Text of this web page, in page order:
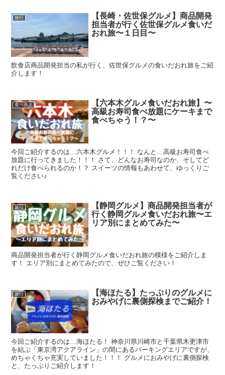
旅行
【長崎・佐世保グルメ】商品開発
担当者が行く佐世保グルメ食いだ
おれ旅〜１日目〜
飲食店商品開発担当の私が行く、佐世保グルメの食いだおれ旅をご紹
介します！
食べ歩き
【六本木グルメ食いだおれ旅】〜
高級お寿司食べ放題にケーキまで
食べちゃう！？〜
今回ご紹介するのは…六本木グルメ！！！ なんと…高級お寿司食べ
放題に行ってきました！！！ さて、どんなお寿司なのか、そしてど
れだけ食べられるのか！？ スイーツの情報もあわせて、ゆっくりご
覧ください♪
旅行
【静岡グルメ】商品開発担当者が
行く静岡グルメ食いだおれ旅〜エ
リア別にまとめてみた〜
商品開発担当者が行く静岡グルメ食いだおれ旅の模様をご紹介しま
す！ エリア別にまとめてみたので、ぜひご覧ください！
旅行
【海ほたる】たっぷりのグルメに
おみやげに裏側探検までご紹介！
今回ご紹介するのは…海ほたる！ 神奈川県川崎市と千葉県木更津市
を結ぶ「東京湾アクアライン」の間にあるパーキングエリアですが、
めちゃくちゃ充実していました！！！ グルメにおみやげに裏側探検
と、たっぷりご紹介します！